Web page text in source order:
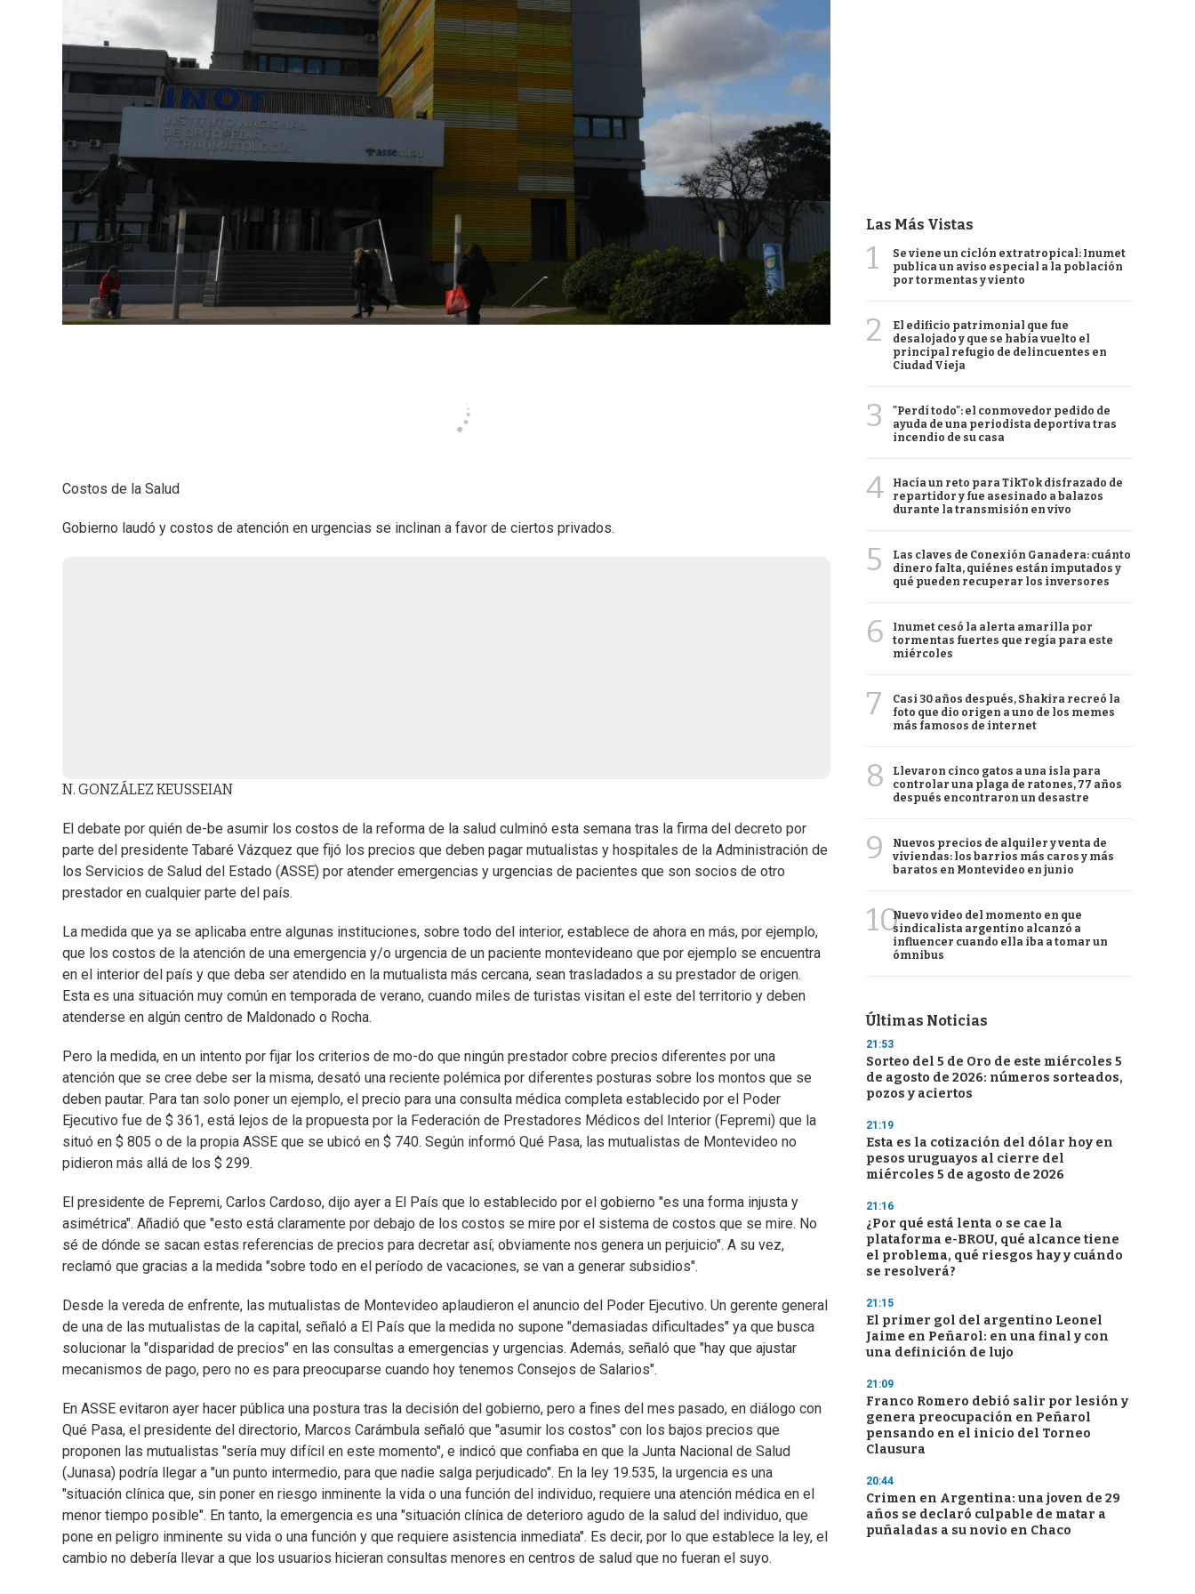
Costos de la Salud
Gobierno laudó y costos de atención en urgencias se inclinan a favor de ciertos privados.
N. GONZÁLEZ KEUSSEIAN
El debate por quién de-be asumir los costos de la reforma de la salud culminó esta semana tras la firma del decreto por
parte del presidente Tabaré Vázquez que fijó los precios que deben pagar mutualistas y hospitales de la Administración de
los Servicios de Salud del Estado (ASSE) por atender emergencias y urgencias de pacientes que son socios de otro
prestador en cualquier parte del país.
La medida que ya se aplicaba entre algunas instituciones, sobre todo del interior, establece de ahora en más, por ejemplo,
que los costos de la atención de una emergencia y/o urgencia de un paciente montevideano que por ejemplo se encuentra
en el interior del país y que deba ser atendido en la mutualista más cercana, sean trasladados a su prestador de origen.
Esta es una situación muy común en temporada de verano, cuando miles de turistas visitan el este del territorio y deben
atenderse en algún centro de Maldonado o Rocha.
Pero la medida, en un intento por fijar los criterios de mo-do que ningún prestador cobre precios diferentes por una
atención que se cree debe ser la misma, desató una reciente polémica por diferentes posturas sobre los montos que se
deben pautar. Para tan solo poner un ejemplo, el precio para una consulta médica completa establecido por el Poder
Ejecutivo fue de $ 361, está lejos de la propuesta por la Federación de Prestadores Médicos del Interior (Fepremi) que la
situó en $ 805 o de la propia ASSE que se ubicó en $ 740. Según informó Qué Pasa, las mutualistas de Montevideo no
pidieron más allá de los $ 299.
El presidente de Fepremi, Carlos Cardoso, dijo ayer a El País que lo establecido por el gobierno "es una forma injusta y
asimétrica". Añadió que "esto está claramente por debajo de los costos se mire por el sistema de costos que se mire. No
sé de dónde se sacan estas referencias de precios para decretar así; obviamente nos genera un perjuicio". A su vez,
reclamó que gracias a la medida "sobre todo en el período de vacaciones, se van a generar subsidios".
Desde la vereda de enfrente, las mutualistas de Montevideo aplaudieron el anuncio del Poder Ejecutivo. Un gerente general
de una de las mutualistas de la capital, señaló a El País que la medida no supone "demasiadas dificultades" ya que busca
solucionar la "disparidad de precios" en las consultas a emergencias y urgencias. Además, señaló que "hay que ajustar
mecanismos de pago, pero no es para preocuparse cuando hoy tenemos Consejos de Salarios".
En ASSE evitaron ayer hacer pública una postura tras la decisión del gobierno, pero a fines del mes pasado, en diálogo con
Qué Pasa, el presidente del directorio, Marcos Carámbula señaló que "asumir los costos" con los bajos precios que
proponen las mutualistas "sería muy difícil en este momento", e indicó que confiaba en que la Junta Nacional de Salud
(Junasa) podría llegar a "un punto intermedio, para que nadie salga perjudicado". En la ley 19.535, la urgencia es una
"situación clínica que, sin poner en riesgo inminente la vida o una función del individuo, requiere una atención médica en el
menor tiempo posible". En tanto, la emergencia es una "situación clínica de deterioro agudo de la salud del individuo, que
pone en peligro inminente su vida o una función y que requiere asistencia inmediata". Es decir, por lo que establece la ley, el
cambio no debería llevar a que los usuarios hicieran consultas menores en centros de salud que no fueran el suyo.
Las Más Vistas
1
Se viene un ciclón extratropical: Inumet
publica un aviso especial a la población
por tormentas y viento
2
El edificio patrimonial que fue
desalojado y que se había vuelto el
principal refugio de delincuentes en
Ciudad Vieja
3
"Perdí todo": el conmovedor pedido de
ayuda de una periodista deportiva tras
incendio de su casa
4
Hacía un reto para TikTok disfrazado de
repartidor y fue asesinado a balazos
durante la transmisión en vivo
5
Las claves de Conexión Ganadera: cuánto
dinero falta, quiénes están imputados y
qué pueden recuperar los inversores
6
Inumet cesó la alerta amarilla por
tormentas fuertes que regía para este
miércoles
7
Casi 30 años después, Shakira recreó la
foto que dio origen a uno de los memes
más famosos de internet
8
Llevaron cinco gatos a una isla para
controlar una plaga de ratones, 77 años
después encontraron un desastre
9
Nuevos precios de alquiler y venta de
viviendas: los barrios más caros y más
baratos en Montevideo en junio
10Nuevo video del momento en que
sindicalista argentino alcanzó a
influencer cuando ella iba a tomar un
ómnibus
Últimas Noticias
21:53
Sorteo del 5 de Oro de este miércoles 5
de agosto de 2026: números sorteados,
pozos y aciertos
21:19
Esta es la cotización del dólar hoy en
pesos uruguayos al cierre del
miércoles 5 de agosto de 2026
21:16
¿Por qué está lenta o se cae la
plataforma e-BROU, qué alcance tiene
el problema, qué riesgos hay y cuándo
se resolverá?
21:15
El primer gol del argentino Leonel
Jaime en Peñarol: en una final y con
una definición de lujo
21:09
Franco Romero debió salir por lesión y
genera preocupación en Peñarol
pensando en el inicio del Torneo
Clausura
20:44
Crimen en Argentina: una joven de 29
años se declaró culpable de matar a
puñaladas a su novio en Chaco